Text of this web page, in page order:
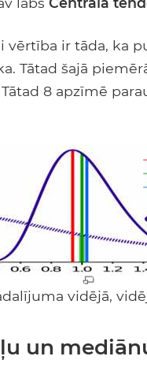
vērtība ir tāda, ka
Tātad šajā
8 apzīmē
vidējā,
un